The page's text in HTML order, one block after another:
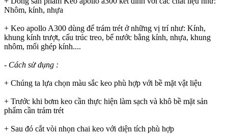
Nhôm, kính, nhựa
+ Keo apollo A300 dùng để trám trét ở những vị trí như: Kính,
khung kính trượt, cấu trúc treo, bể nước bằng kính, nhựa, khung
nhôm, mối ghép kính....
- Cách sử dụng :
+ Chúng ta lựa chọn màu sắc keo phù hợp với bề mặt vật liệu
+ Trước khi bơm keo cần thực hiện làm sạch và khô bề mặt sản
phẩm cần trám trét
+ Sau đó cắt vòi nhọn chai keo với diện tích phù hợp